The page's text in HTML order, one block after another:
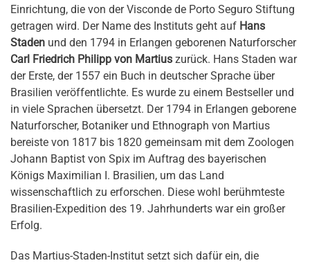
Einrichtung, die von der Visconde de Porto Seguro Stiftung
getragen wird. Der Name des Instituts geht auf Hans
Staden und den 1794 in Erlangen geborenen Naturforscher
Carl Friedrich Philipp von Martius zurück. Hans Staden war
der Erste, der 1557 ein Buch in deutscher Sprache über
Brasilien veröffentlichte. Es wurde zu einem Bestseller und
in viele Sprachen übersetzt. Der 1794 in Erlangen geborene
Naturforscher, Botaniker und Ethnograph von Martius
bereiste von 1817 bis 1820 gemeinsam mit dem Zoologen
Johann Baptist von Spix im Auftrag des bayerischen
Königs Maximilian I. Brasilien, um das Land
wissenschaftlich zu erforschen. Diese wohl berühmteste
Brasilien-Expedition des 19. Jahrhunderts war ein großer
Erfolg.
Das Martius-Staden-Institut setzt sich dafür ein, die